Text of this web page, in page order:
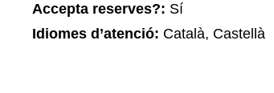
Accepta reserves?: Sí
Idiomes d’atenció: Català, Castellà